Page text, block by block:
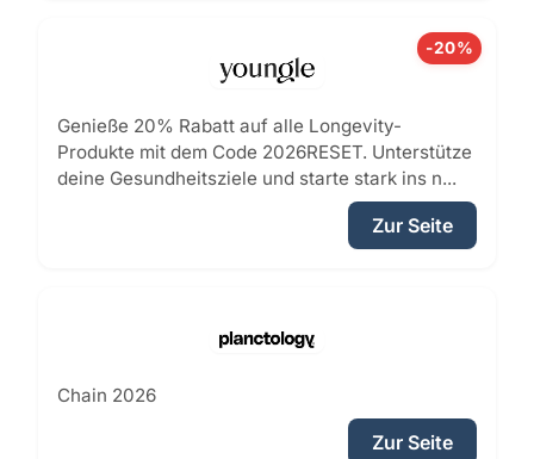
-20%
Genieße 20% Rabatt auf alle Longevity-
Produkte mit dem Code 2026RESET. Unterstütze
deine Gesundheitsziele und starte stark ins n...
Zur Seite
Chain 2026
Zur Seite